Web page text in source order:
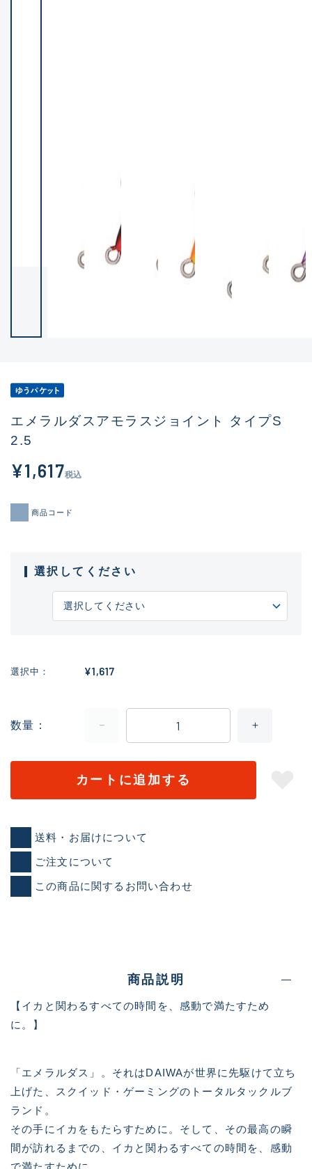
エメラルダスアモラスジョイント タイプS
2.5
¥1,617税込
商品コード
選択してください
選択中 ¥1,617
数量
カートに追加する
送料・お届けについて
ご注文について
この商品に関するお問い合わせ
商品説明
【イカと関わるすべての時間を、感動で満たすため
に。】
「エメラルダス」。それはDAIWAが世界に先駆けて立ち
上げた、スクイッド・ゲーミングのトータルタックルブ
ランド。
その手にイカをもたらすために。そして、その最高の瞬
間が訪れるまでの、イカと関わるすべての時間を、感動
で満たすために。